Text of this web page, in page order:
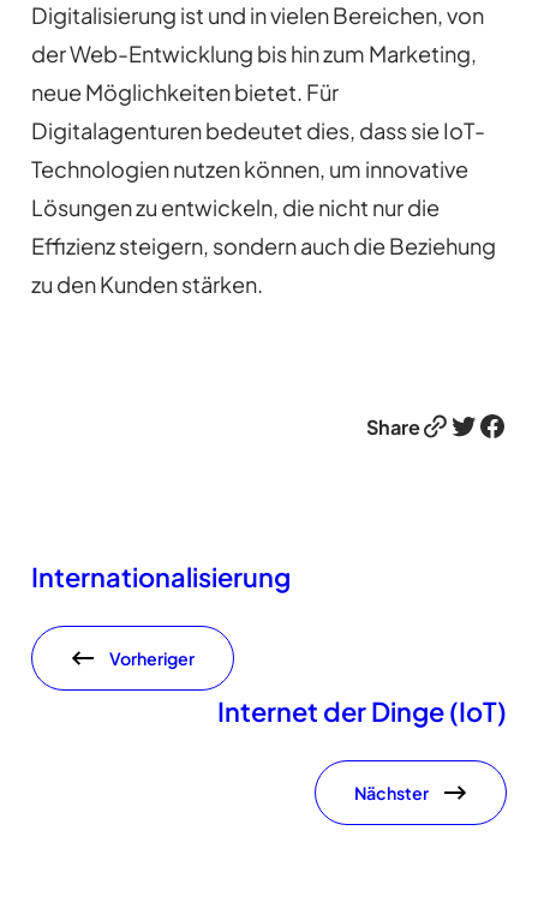
Digitalisierung ist und in vielen Bereichen, von
der Web-Entwicklung bis hin zum Marketing,
neue Möglichkeiten bietet. Für
Digitalagenturen bedeutet dies, dass sie IoT-
Technologien nutzen können, um innovative
Lösungen zu entwickeln, die nicht nur die
Effizienz steigern, sondern auch die Beziehung
zu den Kunden stärken.
ShareLink Twitter Facebook
Internationalisierung
Vorheriger
Internet der Dinge (IoT)
Nächster